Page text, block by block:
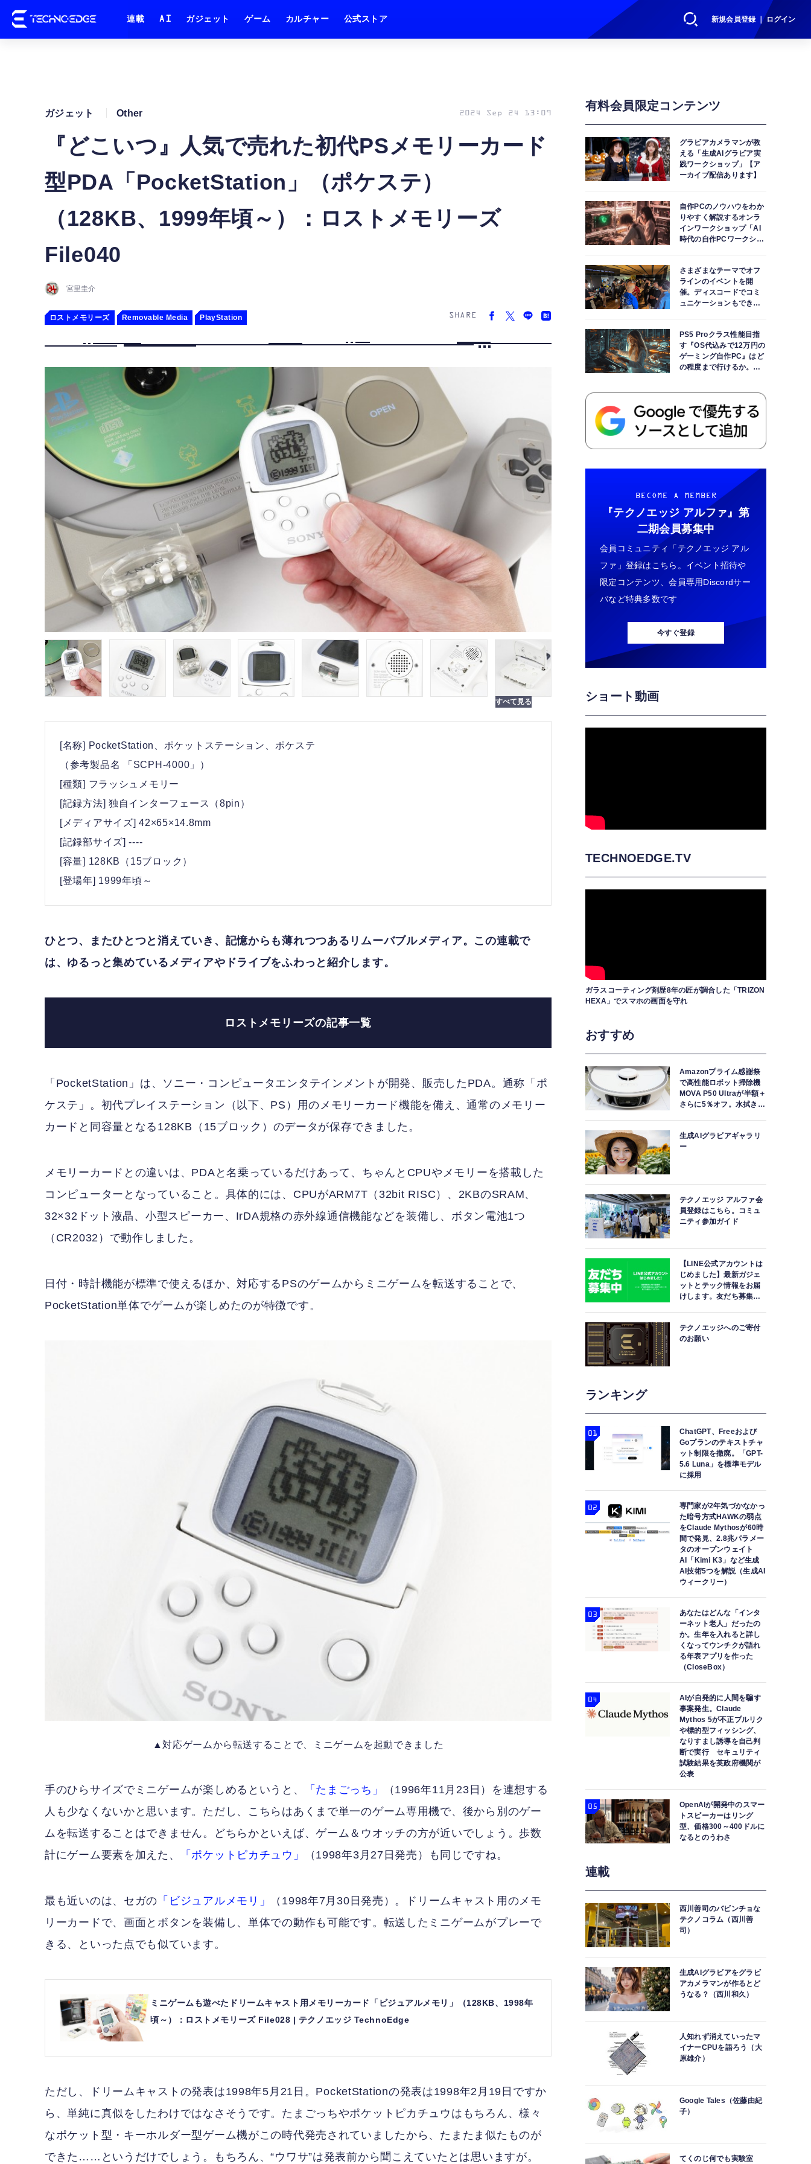
新規会員登録 ｜ ログイン
連載 AI ガジェット ゲーム カルチャー 公式ストア
『どこいつ』人気で売れた初代PSメモリーカード
型PDA「PocketStation」（ポケステ）
（128KB、1999年頃～）：ロストメモリーズ
File040
ガジェット Other 2024 Sep 24 13:09
宮里圭介
ロストメモリーズ Removable Media PlayStation SHARE
[名称] PocketStation、ポケットステーション、ポケステ
（参考製品名 「SCPH-4000」）
[種類] フラッシュメモリー
[記録方法] 独自インターフェース（8pin）
[メディアサイズ] 42×65×14.8mm
[記録部サイズ] ----
[容量] 128KB（15ブロック）
[登場年] 1999年頃～
ひとつ、またひとつと消えていき、記憶からも薄れつつあるリムーバブルメディア。この連載で
は、ゆるっと集めているメディアやドライブをふわっと紹介します。
ロストメモリーズの記事一覧
「PocketStation」は、ソニー・コンピュータエンタテインメントが開発、販売したPDA。通称「ポ
ケステ」。初代プレイステーション（以下、PS）用のメモリーカード機能を備え、通常のメモリー
カードと同容量となる128KB（15ブロック）のデータが保存できました。
メモリーカードとの違いは、PDAと名乗っているだけあって、ちゃんとCPUやメモリーを搭載した
コンピューターとなっていること。具体的には、CPUがARM7T（32bit RISC）、2KBのSRAM、
32×32ドット液晶、小型スピーカー、IrDA規格の赤外線通信機能などを装備し、ボタン電池1つ
（CR2032）で動作しました。
日付・時計機能が標準で使えるほか、対応するPSのゲームからミニゲームを転送することで、
PocketStation単体でゲームが楽しめたのが特徴です。
▲対応ゲームから転送することで、ミニゲームを起動できました
手のひらサイズでミニゲームが楽しめるというと、 「たまごっち」
（1996年11月23日）を連想する
人も少なくないかと思います。ただし、こちらはあくまで単一のゲーム専用機で、後から別のゲー
ムを転送することはできません。どちらかといえば、ゲーム＆ウオッチの方が近いでしょう。歩数
計にゲーム要素を加えた、
「ポケットピカチュウ」 （1998年3月27日発売）も同じですね。
最も近いのは、セガの 「ビジュアルメモリ」
（1998年7月30日発売）。ドリームキャスト用のメモ
リーカードで、画面とボタンを装備し、単体での動作も可能です。転送したミニゲームがプレーで
きる、といった点でも似ています。
ミニゲームも遊べたドリームキャスト用メモリーカード「ビジュアルメモリ」（128KB、1998年
頃～）：ロストメモリーズ File028 | テクノエッジ TechnoEdge
ただし、ドリームキャストの発表は1998年5月21日。PocketStationの発表は1998年2月19日ですか
ら、単純に真似をしたわけではなさそうです。たまごっちやポケットピカチュウはもちろん、様々
なポケット型・キーホルダー型ゲーム機がこの時代発売されていましたから、たまたま似たものが
できた……というだけでしょう。もちろん、“ウワサ”は発表前から聞こえていたとは思いますが。
有料会員限定コンテンツ
グラビアカメラマンが教
える「生成AIグラビア実
践ワークショップ」【ア
ーカイブ配信あります】
自作PCのノウハウをわか
りやすく解説するオンラ
インワークショップ「AI
時代の自作PCワークショ
さまざまなテーマでオフ
ラインのイベントを開
催。ディスコードでコミ
ュニケーションもできま
PS5 Proクラス性能目指
す『OS代込みで12万円の
ゲーミング自作PC』はど
の程度まで行けるか。
BECOME A MEMBER
『テクノエッジ アルファ』 第
二期会員募集中
会員コミュニティ「テクノエッジ アル
ファ」登録はこちら。イベント招待や
限定コンテンツ、会員専用Discordサー
バなど特典多数です
今すぐ登録
ショート動画
TECHNOEDGE.TV
ガラスコーティング剤歴8年の匠が調合した「TRIZON
HEXA」でスマホの画面を守れ
おすすめ
Amazonプライム感謝祭
で高性能ロボット掃除機
MOVA P50 Ultraが半額＋
さらに5％オフ。水拭きモ
生成AIグラビアギャラリ
ー
テクノエッジ アルファ会
員登録はこちら。コミュ
ニティ参加ガイド
【LINE公式アカウントは
じめました】最新ガジェ
ットとテック情報をお届
けします。友だち募集
テクノエッジへのご寄付
のお願い
ランキング
ChatGPT、Freeおよび
Goプランのテキストチャ
ット制限を撤廃。「GPT-
5.6 Luna」を標準モデル
に採用
専門家が2年気づかなかっ
た暗号方式HAWKの弱点
をClaude Mythosが60時
間で発見、2.8兆パラメー
タのオープンウェイト
AI「Kimi K3」など生成
AI技術5つを解説（生成AI
ウィークリー）
あなたはどんな「インタ
ーネット老人」だったの
か。生年を入れると詳し
くなってウンチクが語れ
る年表アプリを作った
（CloseBox）
AIが自発的に人間を騙す
事案発生。Claude
Mythos 5が不正プルリク
や標的型フィッシング、
なりすまし誘導を自己判
断で実行 セキュリティ
試験結果を英政府機関が
公表
OpenAIが開発中のスマー
トスピーカーはリング
型、価格300～400ドルに
なるとのうわさ
連載
西川善司のバビンチョな
テクノコラム（西川善
司）
生成AIグラビアをグラビ
アカメラマンが作るとど
うなる？（西川和久）
人知れず消えていったマ
イナーCPUを語ろう（大
原雄介）
Google Tales（佐藤由紀
子）
てくのじ何でも実験室